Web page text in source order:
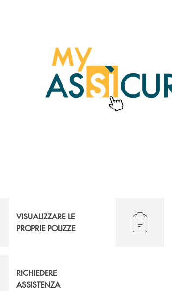
VISUALIZZARE LE
PROPRIE POLIZZE
RICHIEDERE
ASSISTENZA